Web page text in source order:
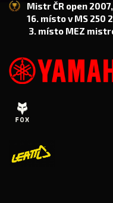
Mistr ČR open
16. místo v MS 250
3. místo MEZ